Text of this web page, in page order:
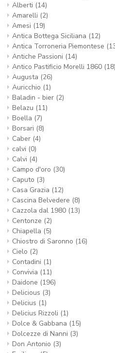
Alberti (14)
Amarelli (2)
Amesi (19)
Antica Bottega Siciliana (12)
Antica Torroneria Piemontese
Antiche Passioni (14)
Antico Pastificio Morelli 1860 (18)
Augusta (26)
Auricchio (1)
Baladin - bier (2)
Belazu (11)
Boella (7)
Borsari (8)
Caber (4)
calvi (0)
Calvi (4)
Campo d'oro (30)
Caputo (3)
Casa Grazia (12)
Cascina Belvedere (8)
Cazzola dal 1980 (13)
Centonze (2)
Chiapella (5)
Chiostro di Saronno (16)
Cielo (2)
Contadini (1)
Convivia (11)
Daidone (196)
Delicious (3)
Delicius (1)
Delicius Rizzoli (1)
Dolce & Gabbana (15)
Dolcezze di Nanni (3)
Don Antonio (3)